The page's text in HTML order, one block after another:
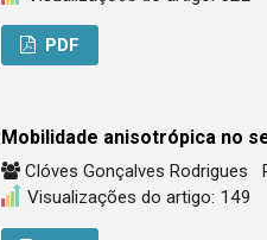
PDF
Mobilidade anisotrópica no
Clóves Gonçalves Rodrigues
Visualizações do artigo: 149